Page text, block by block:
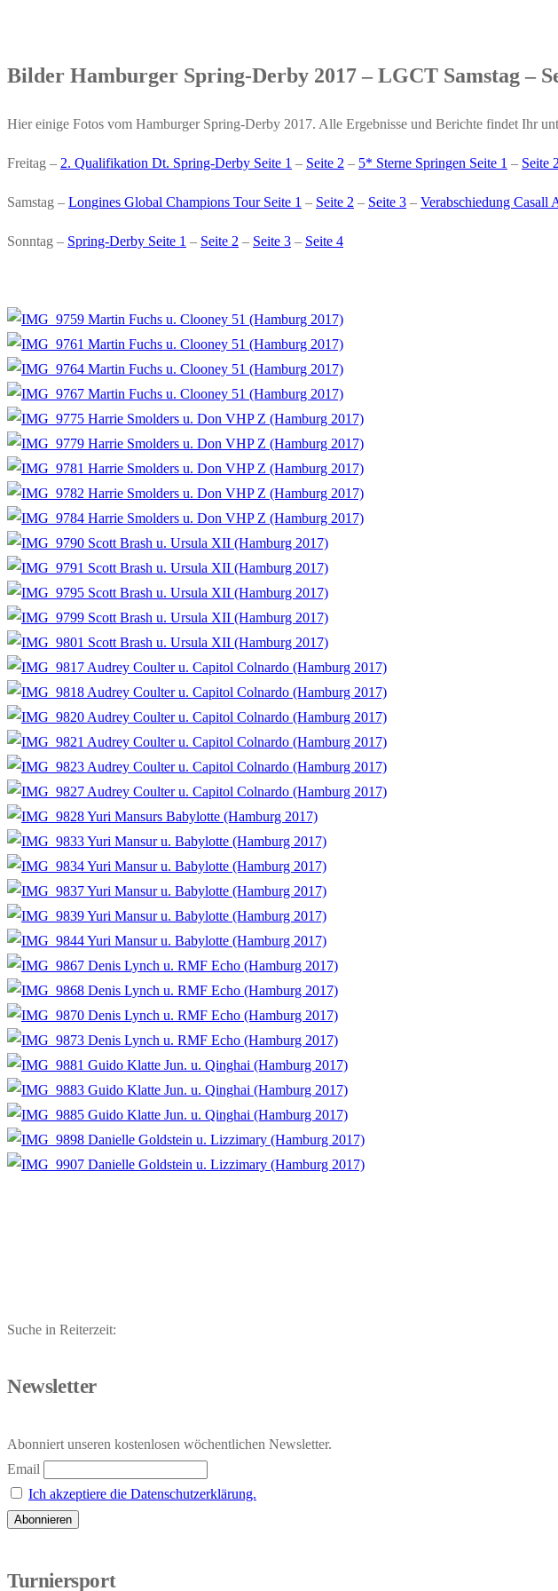
Bilder Hamburger Spring-Derby 2017 – LGCT Samstag –
Hier einige Fotos vom Hamburger Spring-Derby 2017. Alle Ergebnisse und Berichte findet Ihr
Freitag – 2. Qualifikation Dt. Spring-Derby Seite 1 – Seite 2 – 5* Sterne Springen Seite 1 – Seite 2
Samstag – Longines Global Champions Tour Seite 1 – Seite 2 – Seite 3 – Verabschiedung Casall
Sonntag – Spring-Derby Seite 1 – Seite 2 – Seite 3 – Seite 4
Suche in Reiterzeit:
Newsletter
Abonniert unseren kostenlosen wöchentlichen Newsletter.
Email
Ich akzeptiere die Datenschutzerklärung.
Turniersport